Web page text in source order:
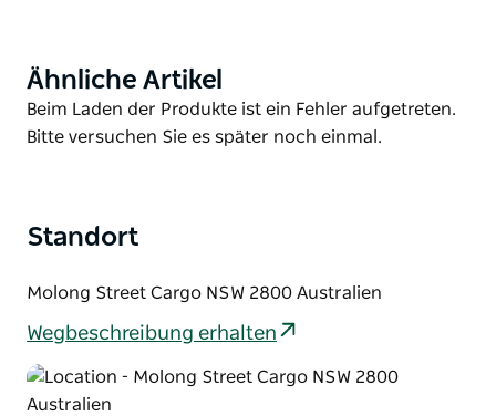
Product
List
Ähnliche Artikel
Product
List
Beim Laden der Produkte ist ein Fehler aufgetreten.
Bitte versuchen Sie es später noch einmal.
Standort
Molong Street Cargo NSW 2800 Australien
Wegbeschreibung erhalten